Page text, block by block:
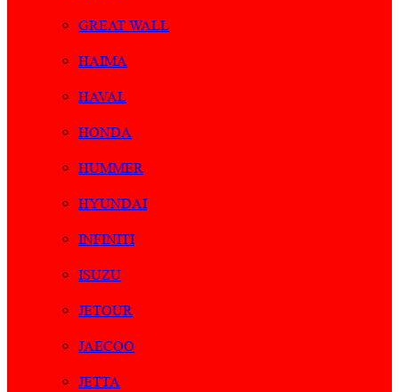
GREAT WALL
HAIMA
HAVAL
HONDA
HUMMER
HYUNDAI
INFINITI
ISUZU
JETOUR
JAECOO
JETTA